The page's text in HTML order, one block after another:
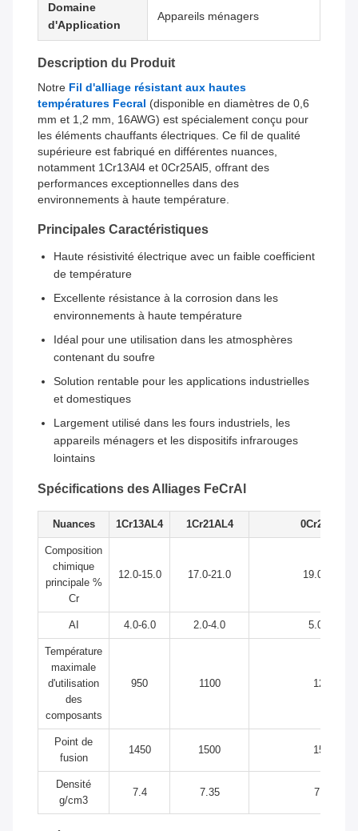
Domaine
d'Application
Appareils ménagers
Description du Produit
Notre Fil d'alliage résistant aux hautes
températures Fecral (disponible en diamètres de 0,6
mm et 1,2 mm, 16AWG) est spécialement conçu pour
les éléments chauffants électriques. Ce fil de qualité
supérieure est fabriqué en différentes nuances,
notamment 1Cr13Al4 et 0Cr25Al5, offrant des
performances exceptionnelles dans des
environnements à haute température.
Principales Caractéristiques
Haute résistivité électrique avec un faible coefficient
de température
Excellente résistance à la corrosion dans les
environnements à haute température
Idéal pour une utilisation dans les atmosphères
contenant du soufre
Solution rentable pour les applications industrielles
et domestiques
Largement utilisé dans les fours industriels, les
appareils ménagers et les dispositifs infrarouges
lointains
Spécifications des Alliages FeCrAl
Nuances 1Cr13AL4 1Cr21AL4 0Cr21AL6
Composition
chimique
principale %
Cr
12.0-15.0 17.0-21.0 19.0-22.0
AI 4.0-6.0 2.0-4.0 5.0-7.0
Température
maximale
d'utilisation
des
composants
950 1100 1250
Point de
fusion
1450 1500 1500
Densité
g/cm3
7.4 7.35 7.16